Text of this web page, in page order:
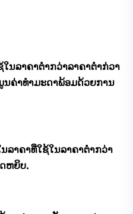
ນລາຄາຕ່ໍາກວ່າລາຄາຕໍ່າກ່ວາ
ນຄ່າທໍາມະດາພ້ອມດ້ວຍການ
ລາຄາທີ່ໃຊ້ໃນລາຄາຕ່ໍາກວ່າ
ຫຍິບ.